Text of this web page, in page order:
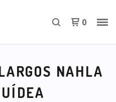
0
NAHLA